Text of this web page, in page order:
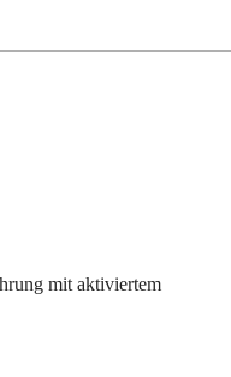
mit aktiviertem